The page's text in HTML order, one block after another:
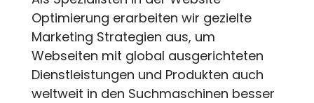
Optimierung erarbeiten wir gezielte
Marketing Strategien aus, um
Webseiten mit global ausgerichteten
Dienstleistungen und Produkten auch
weltweit in den Suchmaschinen besser